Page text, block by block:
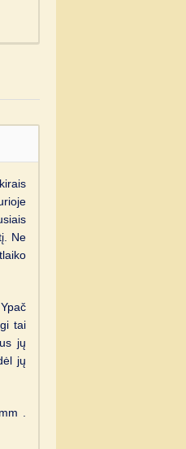
Ne
tai
jų
jų
.